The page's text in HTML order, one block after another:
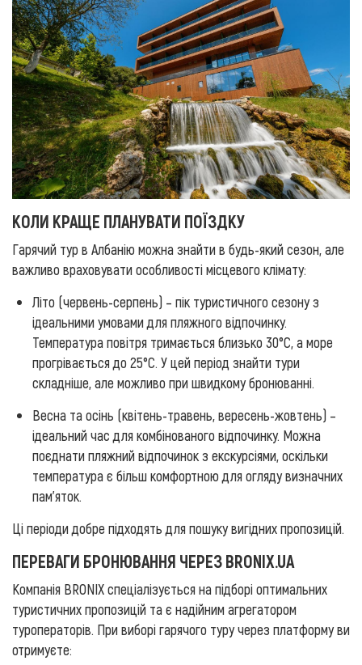
КОЛИ КРАЩЕ ПЛАНУВАТИ ПОЇЗДКУ
Гарячий тур в Албанію можна знайти в будь-який сезон, але
важливо враховувати особливості місцевого клімату:
Літо (червень-серпень) – пік туристичного сезону з
ідеальними умовами для пляжного відпочинку.
Температура повітря тримається близько 30°C, а море
прогрівається до 25°C. У цей період знайти тури
складніше, але можливо при швидкому бронюванні.
Весна та осінь (квітень-травень, вересень-жовтень) –
ідеальний час для комбінованого відпочинку. Можна
поєднати пляжний відпочинок з екскурсіями, оскільки
температура є більш комфортною для огляду визначних
пам'яток.
Ці періоди добре підходять для пошуку вигідних пропозицій.
ПЕРЕВАГИ БРОНЮВАННЯ ЧЕРЕЗ BRONIX.UA
Компанія BRONIX спеціалізується на підборі оптимальних
туристичних пропозицій та є надійним агрегатором
туроператорів. При виборі гарячого туру через платформу ви
отримуєте: